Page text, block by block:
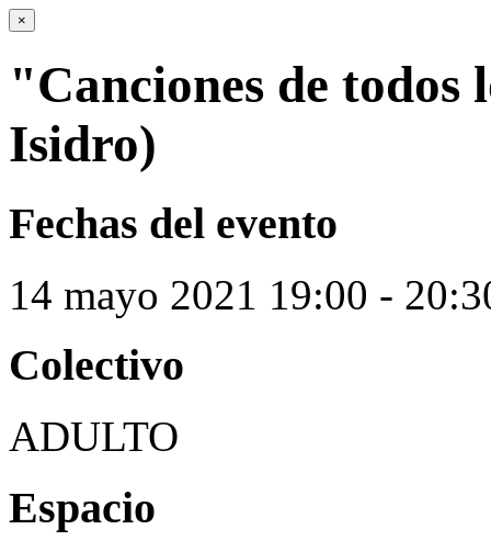
×
"Canciones de todos
Isidro)
Fechas del evento
14 mayo 2021 19:00 -
Colectivo
ADULTO
Espacio